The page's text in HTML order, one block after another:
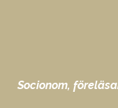
Socionom,